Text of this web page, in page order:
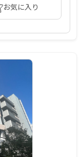
お気に入り